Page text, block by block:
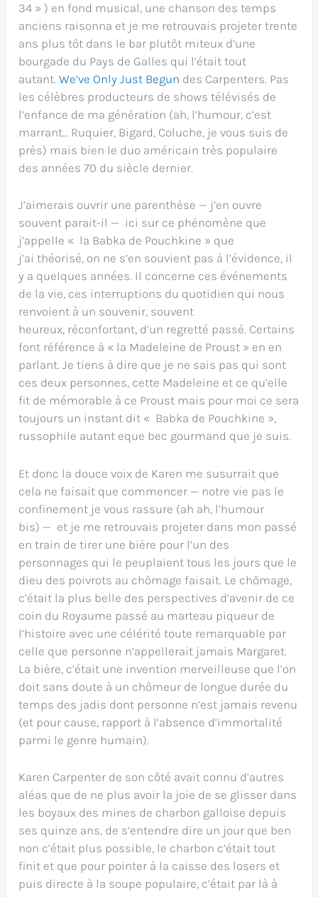
34 » ) en fond musical, une chanson des temps
anciens raisonna et je me retrouvais projeter trente
ans plus tôt dans le bar plutôt miteux d’une
bourgade du Pays de Galles qui l’était tout
autant.We’ve Only Just Begun des Carpenters. Pas
les célèbres producteurs de shows télévisés de
l’enfance de ma génération (ah, l’humour, c’est
marrant… Ruquier, Bigard, Coluche, je vous suis de
près) mais bien le duo américain très populaire
des années 70 du siècle dernier.
J’aimerais ouvrir une parenthèse — j’en ouvre
souvent parait-il — ici sur ce phénomène que
j’appelle « la Babka de Pouchkine » que
j’ai théorisé, on ne s’en souvient pas à l’évidence, il
y a quelques années. Il concerne ces événements
de la vie, ces interruptions du quotidien qui nous
renvoient à un souvenir, souvent
heureux, réconfortant, d’un regretté passé. Certains
font référence à « la Madeleine de Proust » en en
parlant. Je tiens à dire que je ne sais pas qui sont
ces deux personnes, cette Madeleine et ce qu’elle
fit de mémorable à ce Proust mais pour moi ce sera
toujours un instant dit « Babka de Pouchkine »,
russophile autant eque bec gourmand que je suis.
Et donc la douce voix de Karen me susurrait que
cela ne faisait que commencer — notre vie pas le
confinement je vous rassure (ah ah, l’humour
bis) — et je me retrouvais projeter dans mon passé
en train de tirer une bière pour l’un des
personnages qui le peuplaient tous les jours que le
dieu des poivrots au chômage faisait. Le chômage,
c’était la plus belle des perspectives d’avenir de ce
coin du Royaume passé au marteau piqueur de
l’histoire avec une célérité toute remarquable par
celle que personne n’appellerait jamais Margaret.
La bière, c’était une invention merveilleuse que l’on
doit sans doute à un chômeur de longue durée du
temps des jadis dont personne n’est jamais revenu
(et pour cause, rapport à l’absence d’immortalité
parmi le genre humain).
Karen Carpenter de son côté avait connu d’autres
aléas que de ne plus avoir la joie de se glisser dans
les boyaux des mines de charbon galloise depuis
ses quinze ans, de s’entendre dire un jour que ben
non c’était plus possible, le charbon c’était tout
finit et que pour pointer à la caisse des losers et
puis directe à la soupe populaire, c’était par là à